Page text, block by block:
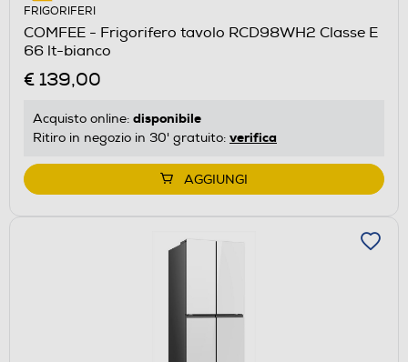
FRIGORIFERI
COMFEE - Frigorifero tavolo RCD98WH2 Classe E
66 lt-bianco
€ 139,00
Acquisto online: disponibile
Ritiro in negozio in 30' gratuito: verifica
AGGIUNGI